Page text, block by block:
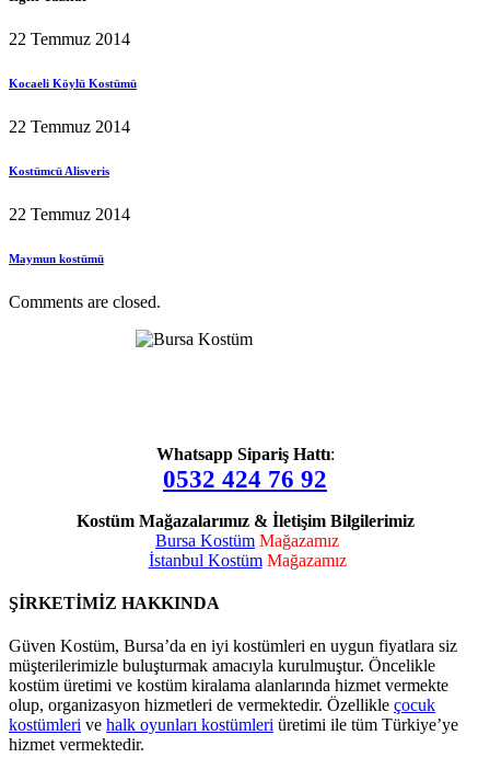
22 Temmuz 2014
Kocaeli Köylü Kostümü
22 Temmuz 2014
Kostümcü Alisveris
22 Temmuz 2014
Maymun kostümü
Comments are closed.
Whatsapp Sipariş Hattı:
0532 424 76 92
Kostüm Mağazalarımız & İletişim Bilgilerimiz
Bursa Kostüm Mağazamız
İstanbul Kostüm Mağazamız
ŞİRKETİMİZ HAKKINDA
Güven Kostüm, Bursa’da en iyi kostümleri en uygun fiyatlara siz
müşterilerimizle buluşturmak amacıyla kurulmuştur. Öncelikle
kostüm üretimi ve kostüm kiralama alanlarında hizmet vermekte
olup, organizasyon hizmetleri de vermektedir. Özellikle çocuk
kostümleri ve halk oyunları kostümleri üretimi ile tüm Türkiye’ye
hizmet vermektedir.